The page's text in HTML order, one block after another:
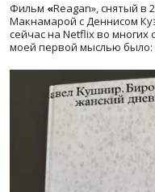
Фильм «Reagan», снятый в
Макнамарой с Деннисом
сейчас на Netflix во многих
моей первой мыслью было: